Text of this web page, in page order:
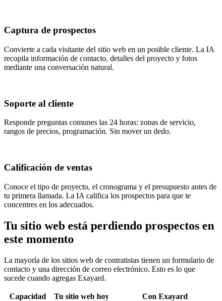
Captura de prospectos
Convierte a cada visitante del sitio web en un posible cliente. La IA
recopila información de contacto, detalles del proyecto y fotos
mediante una conversación natural.
Soporte al cliente
Responde preguntas comunes las 24 horas: zonas de servicio,
rangos de precios, programación. Sin mover un dedo.
Calificación de ventas
Conoce el tipo de proyecto, el cronograma y el presupuesto antes de
tu primera llamada. La IA califica los prospectos para que te
concentres en los adecuados.
Tu sitio web está perdiendo prospectos en
este momento
La mayoría de los sitios web de contratistas tienen un formulario de
contacto y una dirección de correo electrónico. Esto es lo que
sucede cuando agregas Exayard.
Capacidad Tu sitio web hoy Con Exayard